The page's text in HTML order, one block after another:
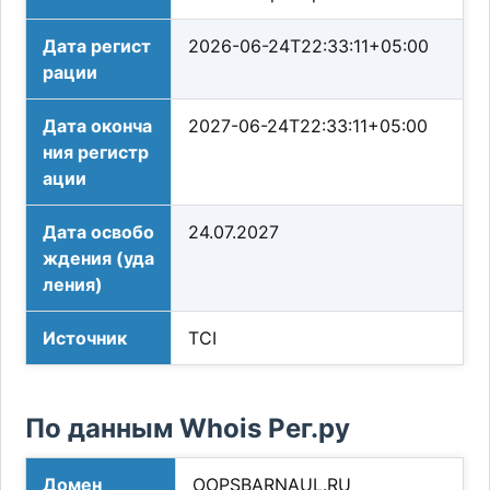
Дата регист
рации
2026-06-24T22:33:11+05:00
Дата оконча
ния регистр
ации
2027-06-24T22:33:11+05:00
Дата освобо
ждения (уда
ления)
24.07.2027
Источник TCI
По данным Whois Рег.ру
Домен OOPSBARNAUL.RU